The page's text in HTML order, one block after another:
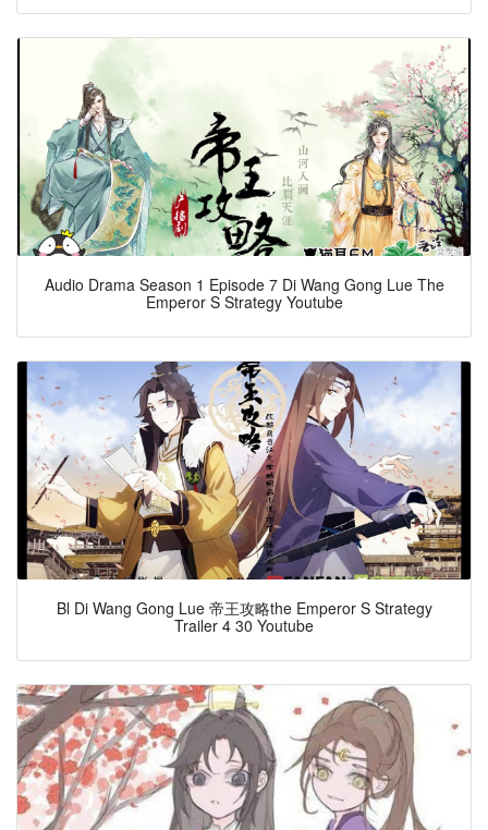
Audio Drama Season 1 Episode 7 Di Wang Gong Lue The
Emperor S Strategy Youtube
Bl Di Wang Gong Lue 帝王攻略the Emperor S Strategy
Trailer 4 30 Youtube